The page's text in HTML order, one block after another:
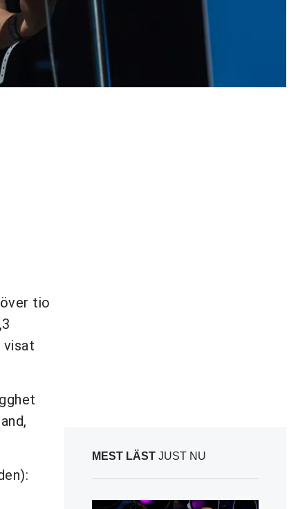
tio
visat
MEST LÄST JUST NU